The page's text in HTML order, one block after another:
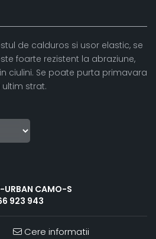
de calduros si usor elastic, se
foarte rezistent la abraziune,
ciulini. Se poate purta primavara
strat.
CAMO-S
923 943
Cere informatii